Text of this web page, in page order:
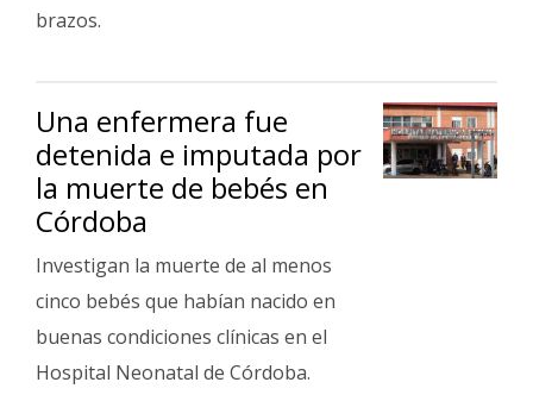
brazos.
Una enfermera fue
detenida e imputada por
la muerte de bebés en
Córdoba
Investigan la muerte de al menos
cinco bebés que habían nacido en
buenas condiciones clínicas en el
Hospital Neonatal de Córdoba.